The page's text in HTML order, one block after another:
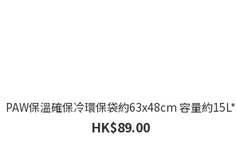
PAW保溫確保冷環保袋約63x48cm 容量約15L*
HK$89.00